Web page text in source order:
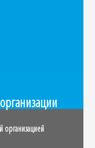
организацией